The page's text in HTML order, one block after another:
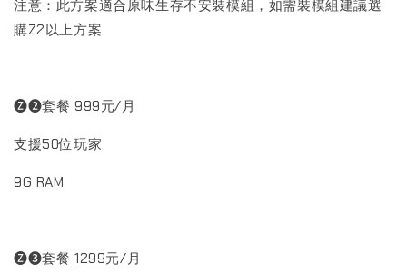
注意：此方案適合原味生存不安裝模組，如需裝模組建議選
購Z2以上方案
🅩❷套餐 999元/月
支援50位玩家
9G RAM
🅩❸套餐 1299元/月